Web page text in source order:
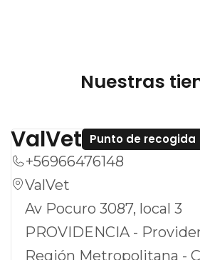
Nuestras
ValVet Punto de recogida
+56966476148
ValVet
Av Pocuro 3087, local 3
PROVIDENCIA -
Región Metropolitana -